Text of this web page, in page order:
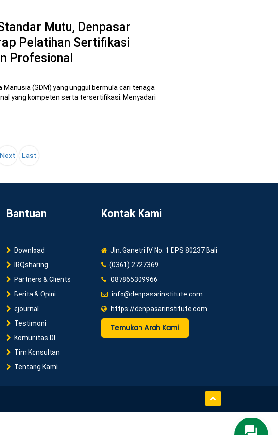
Mutu, Denpasar
Pelatihan Sertifikasi
Profesional
Manusia (SDM) yang unggul bermula dari tenaga
yang kompeten serta tersertifikasi. Menyadari
Next Last
Bantuan
Download
IRQsharing
Partners & Clients
Berita & Opini
ejournal
Testimoni
Komunitas DI
Tim Konsultan
Tentang Kami
Kontak Kami
Jln. Ganetri IV No. 1 DPS 80237 Bali
(0361) 2727369
087865309966
info@denpasarinstitute.com
https://denpasarinstitute.com
Temukan Arah Kami